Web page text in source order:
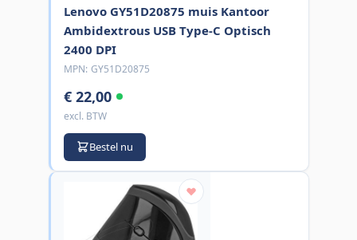
Lenovo GY51D20875 muis Kantoor
Ambidextrous USB Type-C Optisch
2400 DPI
MPN: GY51D20875
€ 22,00
excl. BTW
Bestel nu